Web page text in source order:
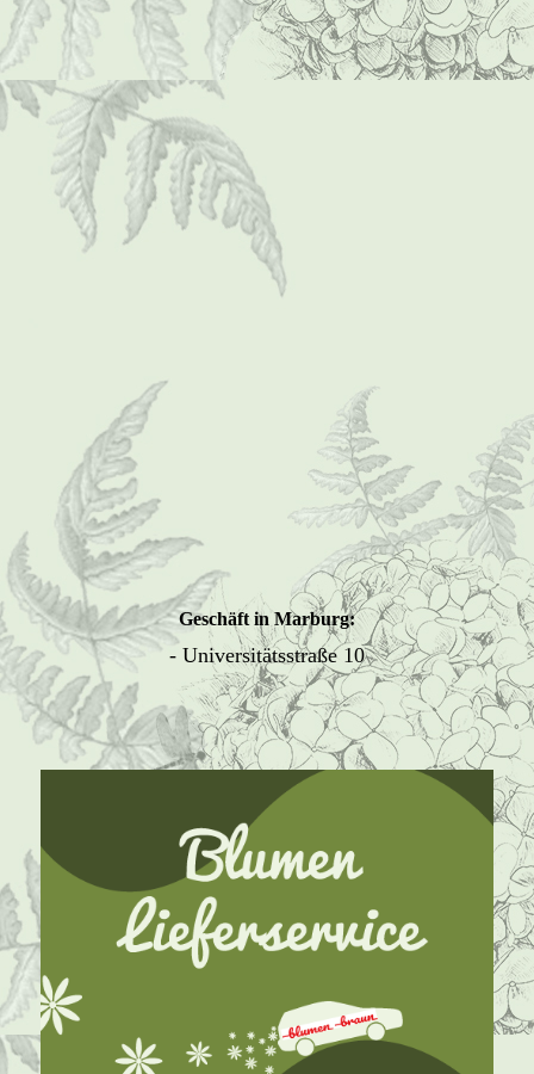
Foto-0091 (Mittel) (2)
Foto0041 (Mittel)
Foto0055 (Mittel)
Foto0068 (Mittel)
Foto0090 (Mittel)
Foto0119 (Mittel)
oberhessenschau 693 (Mittel)
Geschäft in Marburg:
- Universitätsstraße 10